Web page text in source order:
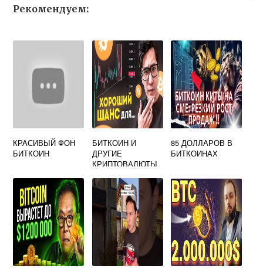
Рекомендуем:
КРАСИВЫЙ ФОН
БИТКОИН
БИТКОИН И
ДРУГИЕ
КРИПТОВАЛЮТЫ
85 ДОЛЛАРОВ В
БИТКОИНАХ